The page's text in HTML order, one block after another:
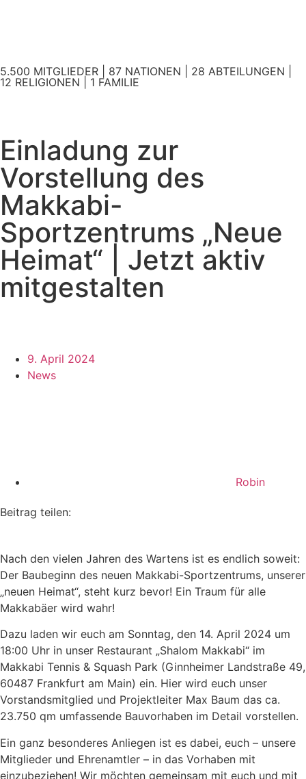
5.500 MITGLIEDER | 87 NATIONEN | 28 ABTEILUNGEN |
12 RELIGIONEN | 1 FAMILIE
Einladung zur
Vorstellung des
Makkabi-
Sportzentrums „Neue
Heimat“ | Jetzt aktiv
mitgestalten
9. April 2024
News
Robin
Beitrag teilen:
Nach den vielen Jahren des Wartens ist es endlich soweit:
Der Baubeginn des neuen Makkabi-Sportzentrums, unserer
„neuen Heimat“, steht kurz bevor! Ein Traum für alle
Makkabäer wird wahr!
Dazu laden wir euch am Sonntag, den 14. April 2024 um
18:00 Uhr in unser Restaurant „Shalom Makkabi“ im
Makkabi Tennis & Squash Park (Ginnheimer Landstraße 49,
60487 Frankfurt am Main) ein. Hier wird euch unser
Vorstandsmitglied und Projektleiter Max Baum das ca.
23.750 qm umfassende Bauvorhaben im Detail vorstellen.
Ein ganz besonderes Anliegen ist es dabei, euch – unsere
Mitglieder und Ehrenamtler – in das Vorhaben mit
einzubeziehen! Wir möchten gemeinsam mit euch und mit